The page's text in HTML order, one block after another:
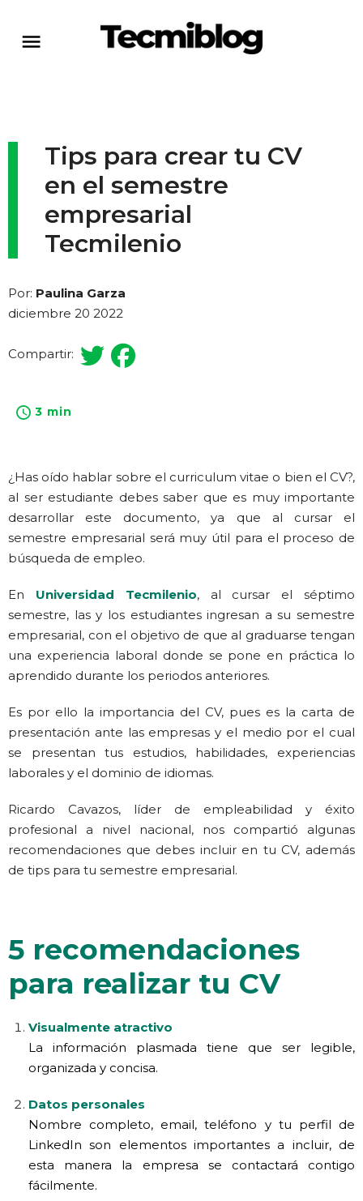
Tips para crear tu CV
en el semestre
empresarial
Tecmilenio
Por: Paulina Garza
diciembre 20 2022
Compartir:
3 min
¿Has oído hablar sobre el curriculum vitae o bien el CV?,
al ser estudiante debes saber que es muy importante
desarrollar este documento, ya que al cursar el
semestre empresarial será muy útil para el proceso de
búsqueda de empleo.
En Universidad Tecmilenio, al cursar el séptimo
semestre, las y los estudiantes ingresan a su semestre
empresarial, con el objetivo de que al graduarse tengan
una experiencia laboral donde se pone en práctica lo
aprendido durante los periodos anteriores.
Es por ello la importancia del CV, pues es la carta de
presentación ante las empresas y el medio por el cual
se presentan tus estudios, habilidades, experiencias
laborales y el dominio de idiomas.
Ricardo Cavazos, líder de empleabilidad y éxito
profesional a nivel nacional, nos compartió algunas
recomendaciones que debes incluir en tu CV, además
de tips para tu semestre empresarial.
5 recomendaciones
para realizar tu CV
Visualmente atractivo
La información plasmada tiene que ser legible,
organizada y concisa.
Datos personales
Nombre completo, email, teléfono y tu perfil de
LinkedIn son elementos importantes a incluir, de
esta manera la empresa se contactará contigo
fácilmente.